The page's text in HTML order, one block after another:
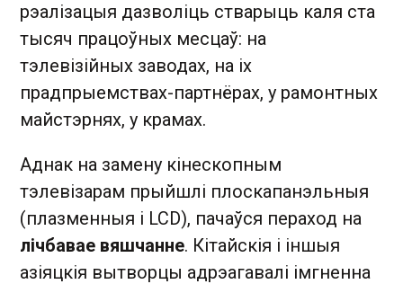
рэалізацыя дазволіць стварыць каля ста
тысяч працоўных месцаў: на
тэлевізійных заводах, на іх
прадпрыемствах-партнёрах, у рамонтных
майстэрнях, у крамах.
Аднак на замену кінескопным
тэлевізарам прыйшлі плоскапанэльныя
(плазменныя і LCD), пачаўся пераход на
лічбавае вяшчанне. Кітайскія і іншыя
азіяцкія вытворцы адрэагавалі імгненна